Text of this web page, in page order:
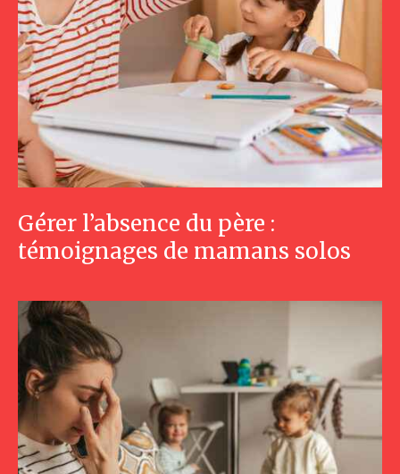
Gérer l’absence du père :
témoignages de mamans solos